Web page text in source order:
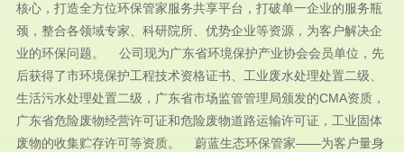
核心，打造全方位环保管家服务共享平台，打破单一企业的服务瓶
颈，整合各领域专家、科研院所、优势企业等资源，为客户解决企
业的环保问题。 公司现为广东省环境保护产业协会会员单位，先
后获得了市环境保护工程技术资格证书、工业废水处理处置二级、
生活污水处理处置二级，广东省市场监管管理局颁发的CMA资质，
广东省危险废物经营许可证和危险废物道路运输许可证，工业固体
废物的收集贮存许可等资质。 蔚蓝生态环保管家——为客户量身